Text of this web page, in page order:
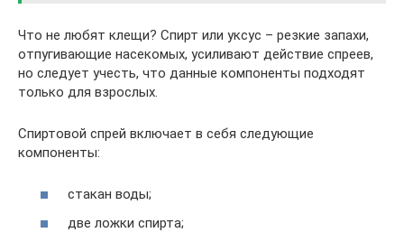
Что не любят клещи? Спирт или уксус – резкие запахи,
отпугивающие насекомых, усиливают действие спреев,
но следует учесть, что данные компоненты подходят
только для взрослых.
Спиртовой спрей включает в себя следующие
компоненты:
стакан воды;
две ложки спирта;